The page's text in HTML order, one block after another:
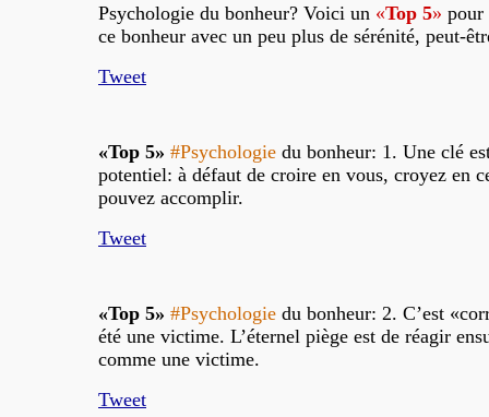
Psychologie du bonheur? Voici un «Top 5» pour
ce bonheur avec un peu plus de sérénité, peut-
Tweet
«Top 5» #Psychologie du bonheur: 1. Une clé
potentiel: à défaut de croire en vous, croyez en
pouvez accomplir.
Tweet
«Top 5» #Psychologie du bonheur: 2. C’est
été une victime. L’éternel piège est de réagir
comme une victime.
Tweet